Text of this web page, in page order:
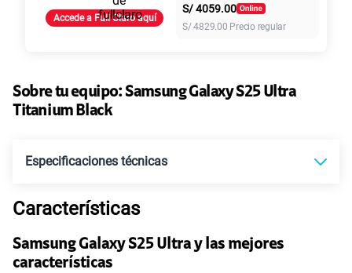
Paga solo
Accede a Full Claro aquí
S/4059.00
S/4829.00 Precio regular
Sobre tu equipo: SamsungGalaxy S25 Ultra
Titanium Black
Especificaciones técnicas
Tecnología de Pantalla
Características
Samsung Galaxy S25 Ultra y las mejores
características